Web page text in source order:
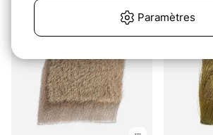
Paramètres